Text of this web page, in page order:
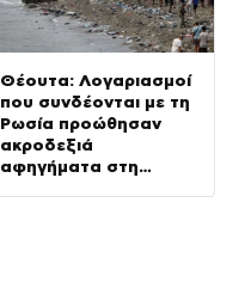
Θέουτα: Λογαριασμοί
που συνδέονται με τη
Ρωσία προώθησαν
ακροδεξιά
αφηγήματα στη